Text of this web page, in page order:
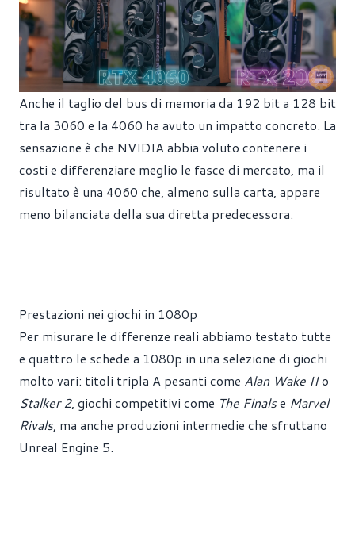
Anche il taglio del bus di memoria da 192 bit a 128 bit
tra la 3060 e la 4060 ha avuto un impatto concreto. La
sensazione è che NVIDIA abbia voluto contenere i
costi e differenziare meglio le fasce di mercato, ma il
risultato è una 4060 che, almeno sulla carta, appare
meno bilanciata della sua diretta predecessora.
Prestazioni nei giochi in 1080p
Per misurare le differenze reali abbiamo testato tutte
e quattro le schede a 1080p in una selezione di giochi
molto vari: titoli tripla A pesanti come Alan Wake IIo
Stalker 2, giochi competitivi come The Finalse Marvel
Rivals, ma anche produzioni intermedie che sfruttano
Unreal Engine 5.